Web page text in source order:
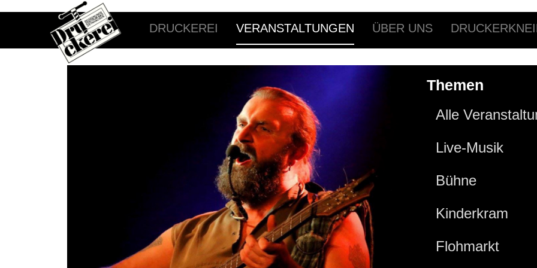
DRUCKEREI VERANSTALTUNGEN ÜBER UNS
Themen
Alle
Live-Musik
Bühne
Kinderkram
Flohmarkt